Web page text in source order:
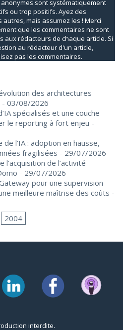
sont systématiquement
ou trop positifs. Ayez des
mais assumez les ! Merci
que les commentaires ne sont
rédacteurs de chaque article. Si
au rédacteur d'un article,
pas les commentaires.
des architectures
- 03/08/2026
spécialisés et une couche
le reporting à fort enjeu -
l’IA : adoption en hausse,
fragilisées - 29/07/2026
l'acquisition de l’activité
- 29/07/2026
pour une supervision
meilleure maîtrise des coûts -
2004
interdite.